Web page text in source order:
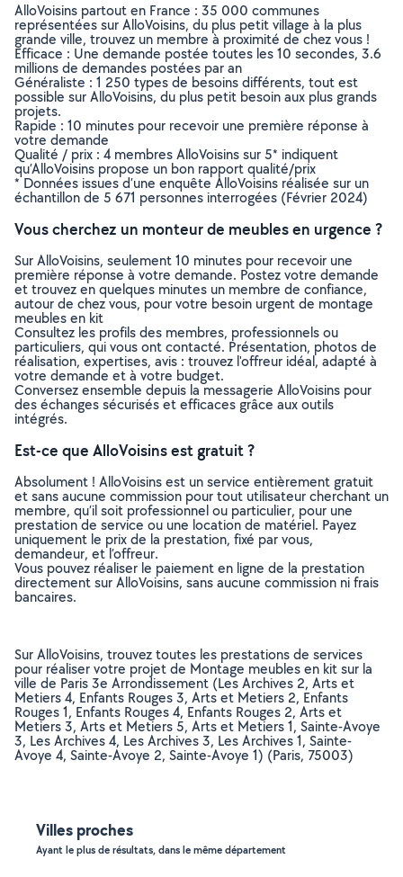
AlloVoisins partout en France : 35 000 communes
représentées sur AlloVoisins, du plus petit village à la plus
grande ville, trouvez un membre à proximité de chez vous !
Efficace : Une demande postée toutes les 10 secondes, 3.6
millions de demandes postées par an
Généraliste : 1 250 types de besoins différents, tout est
possible sur AlloVoisins, du plus petit besoin aux plus grands
projets.
Rapide : 10 minutes pour recevoir une première réponse à
votre demande
Qualité / prix : 4 membres AlloVoisins sur 5* indiquent
qu’AlloVoisins propose un bon rapport qualité/prix
* Données issues d’une enquête AlloVoisins réalisée sur un
échantillon de 5 671 personnes interrogées (Février 2024)
Vous cherchez un monteur de meubles en urgence ?
Sur AlloVoisins, seulement 10 minutes pour recevoir une
première réponse à votre demande. Postez votre demande
et trouvez en quelques minutes un membre de confiance,
autour de chez vous, pour votre besoin urgent de montage
meubles en kit
Consultez les profils des membres, professionnels ou
particuliers, qui vous ont contacté. Présentation, photos de
réalisation, expertises, avis : trouvez l'offreur idéal, adapté à
votre demande et à votre budget.
Conversez ensemble depuis la messagerie AlloVoisins pour
des échanges sécurisés et efficaces grâce aux outils
intégrés.
Est-ce que AlloVoisins est gratuit ?
Absolument ! AlloVoisins est un service entièrement gratuit
et sans aucune commission pour tout utilisateur cherchant un
membre, qu’il soit professionnel ou particulier, pour une
prestation de service ou une location de matériel. Payez
uniquement le prix de la prestation, fixé par vous,
demandeur, et l’offreur.
Vous pouvez réaliser le paiement en ligne de la prestation
directement sur AlloVoisins, sans aucune commission ni frais
bancaires.
Sur AlloVoisins, trouvez toutes les prestations de services
pour réaliser votre projet de Montage meubles en kit sur la
ville de Paris 3e Arrondissement (Les Archives 2, Arts et
Metiers 4, Enfants Rouges 3, Arts et Metiers 2, Enfants
Rouges 1, Enfants Rouges 4, Enfants Rouges 2, Arts et
Metiers 3, Arts et Metiers 5, Arts et Metiers 1, Sainte-Avoye
3, Les Archives 4, Les Archives 3, Les Archives 1, Sainte-
Avoye 4, Sainte-Avoye 2, Sainte-Avoye 1) (Paris, 75003)
Villes proches
Ayant le plus de résultats, dans le même département